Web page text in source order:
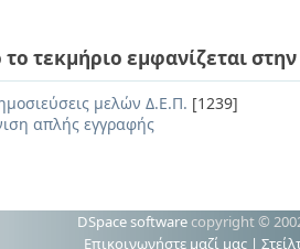
το τεκμήριο εμφανίζεται
μελών Δ.Ε.Π. [1239]
απλής εγγραφής
DSpace software copyright ©
Επικοινωνήστε μαζί μας |